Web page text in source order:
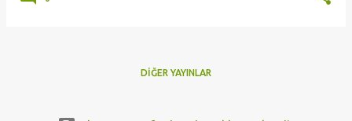
DIĞER YAYINLAR